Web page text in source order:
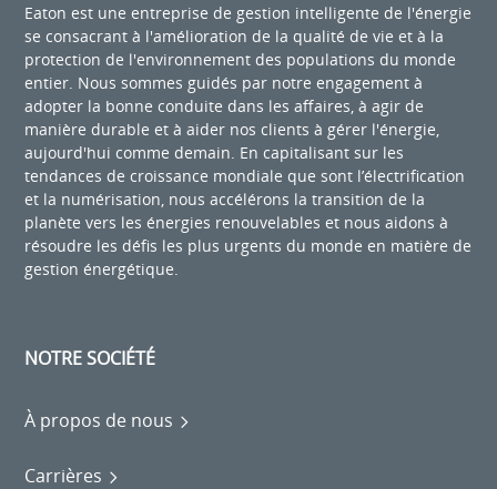
Eaton est une entreprise de gestion intelligente de l'énergie
se consacrant à l'amélioration de la qualité de vie et à la
protection de l'environnement des populations du monde
entier. Nous sommes guidés par notre engagement à
adopter la bonne conduite dans les affaires, à agir de
manière durable et à aider nos clients à gérer l'énergie,
aujourd'hui comme demain. En capitalisant sur les
tendances de croissance mondiale que sont l’électrification
et la numérisation, nous accélérons la transition de la
planète vers les énergies renouvelables et nous aidons à
résoudre les défis les plus urgents du monde en matière de
gestion énergétique.
NOTRE SOCIÉTÉ
À propos de nous
Carrières